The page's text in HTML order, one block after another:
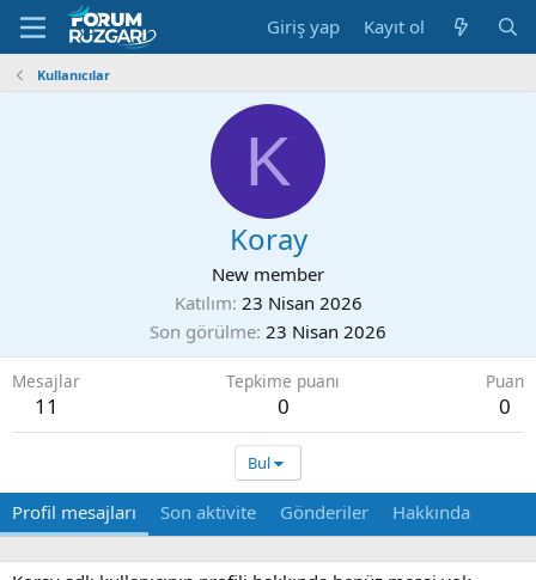
Giriş yap Kayıt ol
Kullanıcılar
K
Koray
New member
Katılım 23 Nisan 2026
Son görülme 23 Nisan 2026
Mesajlar
11
Tepkime puanı
0
Puan
0
Bul
Profil mesajları Son aktivite Gönderiler Hakkında